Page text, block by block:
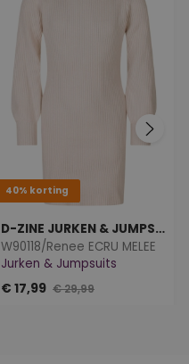
40% korting
D-ZINE JURKEN & JUMPSUITS
W90118/Renee ECRU MELEE
Jurken & Jumpsuits
€ 17,99 € 29,99